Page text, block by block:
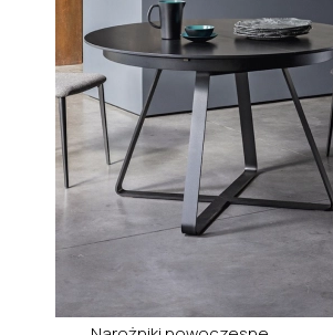
Fotele nowoczesne
Hokery nowoczesne
Komody nowoczesne
Konsole nowoczesne
Krzesła nowoczesne
Łóżka nowoczesne
Meblościanki nowoczesne